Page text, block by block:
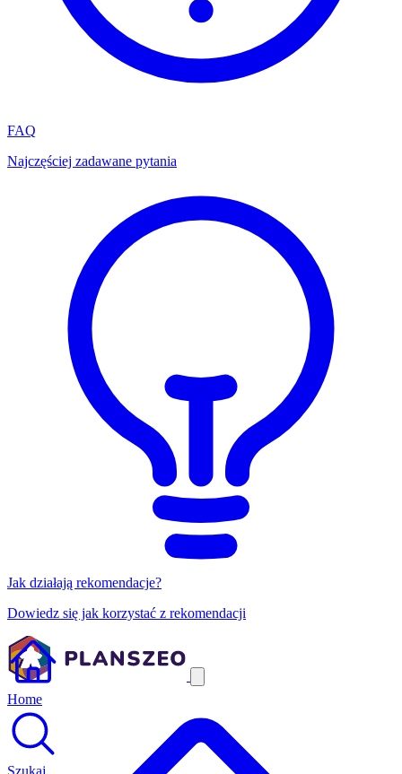
FAQ
Najczęściej zadawane pytania
Jak działają rekomendacje?
Dowiedz się jak korzystać z rekomendacji
Home
Szukaj